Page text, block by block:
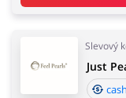
Slevový
Just